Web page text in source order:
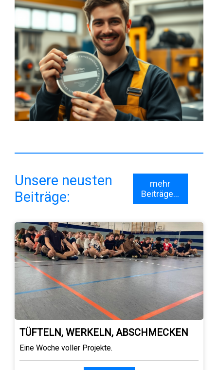
Unsere neusten
Beiträge:
mehr
Beiträge...
TÜFTELN, WERKELN, ABSCHMECKEN
Eine Woche voller Projekte.